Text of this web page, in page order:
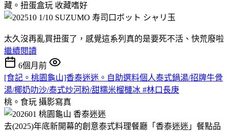
藏。扭蛋盒玩 收藏嗜好
太久沒再亂買扭蛋了，感覺這系列真的是要死不活、快荒廢啦
繼續閱讀
6個月前
[食記。桃園龜山]香泰迷迷。自助選料個人泰式鍋湯/招牌牛骨
湯/椰奶叻沙/泰式炒河粉/甜糯米榴槤冰 #林口長庚
桃。食玩 攝影寫真
去(2025)年底新開幕的創意泰式料理餐廳「香泰迷迷」餐點品